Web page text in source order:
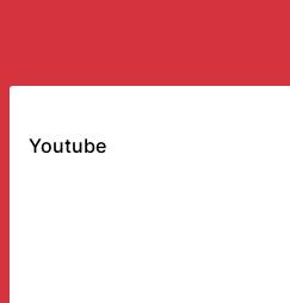
Youtube